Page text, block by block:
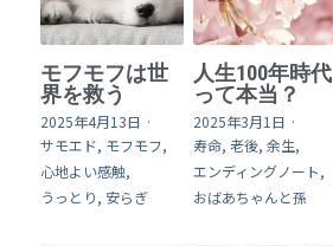
モフモフは世
界を救う
2025年4月13日 ·
サモエド, モフモフ,
心地よい感触,
うっとり, 安らぎ
人生100年時代
って本当？
2025年3月1日 ·
寿命, 老後, 余生,
エンディングノート,
おばあちゃんと孫